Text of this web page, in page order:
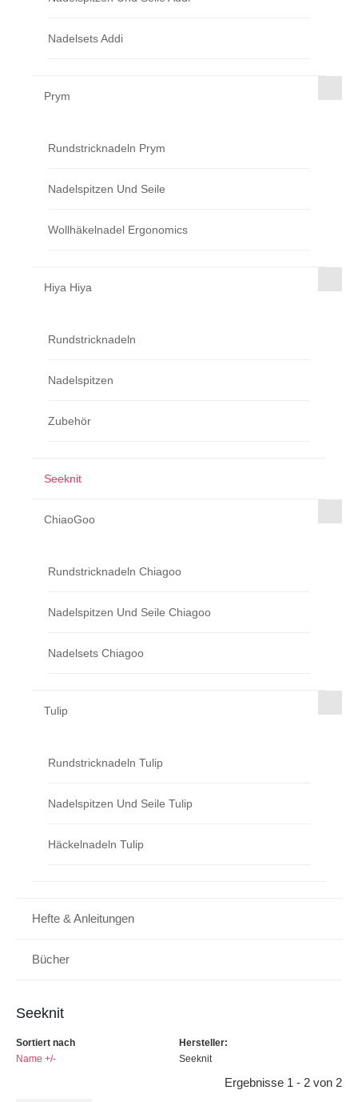
Nadelsets Addi
Prym
Rundstricknadeln Prym
Nadelspitzen Und Seile
Wollhäkelnadel Ergonomics
Hiya Hiya
Rundstricknadeln
Nadelspitzen
Zubehör
Seeknit
ChiaoGoo
Rundstricknadeln Chiagoo
Nadelspitzen Und Seile Chiagoo
Nadelsets Chiagoo
Tulip
Rundstricknadeln Tulip
Nadelspitzen Und Seile Tulip
Häckelnadeln Tulip
Hefte & Anleitungen
Bücher
Seeknit
Sortiert nach
Name +/-
Hersteller:
Seeknit
Ergebnisse 1 - 2 von 2